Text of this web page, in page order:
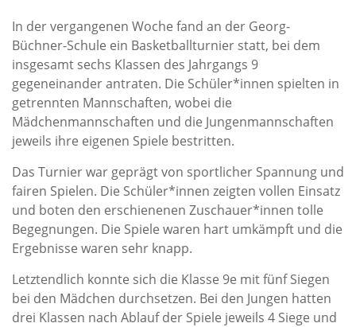
In der vergangenen Woche fand an der Georg-
Büchner-Schule ein Basketballturnier statt, bei dem
insgesamt sechs Klassen des Jahrgangs 9
gegeneinander antraten. Die Schüler*innen spielten in
getrennten Mannschaften, wobei die
Mädchenmannschaften und die Jungenmannschaften
jeweils ihre eigenen Spiele bestritten.
Das Turnier war geprägt von sportlicher Spannung und
fairen Spielen. Die Schüler*innen zeigten vollen Einsatz
und boten den erschienenen Zuschauer*innen tolle
Begegnungen. Die Spiele waren hart umkämpft und die
Ergebnisse waren sehr knapp.
Letztendlich konnte sich die Klasse 9e mit fünf Siegen
bei den Mädchen durchsetzen. Bei den Jungen hatten
drei Klassen nach Ablauf der Spiele jeweils 4 Siege und